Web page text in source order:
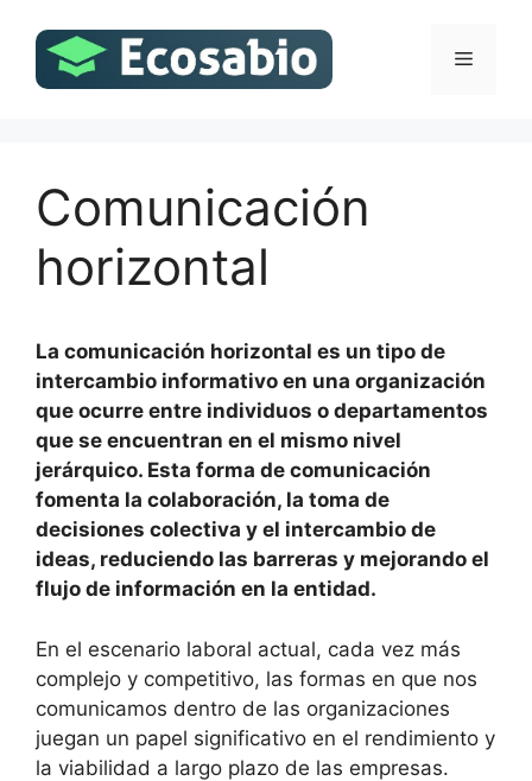
contenido
Menú
Comunicación
horizontal
La comunicación horizontal es un tipo de
intercambio informativo en una organización
que ocurre entre individuos o departamentos
que se encuentran en el mismo nivel
jerárquico. Esta forma de comunicación
fomenta la colaboración, la toma de
decisiones colectiva y el intercambio de
ideas, reduciendo las barreras y mejorando el
flujo de información en la entidad.
En el escenario laboral actual, cada vez más
complejo y competitivo, las formas en que nos
comunicamos dentro de las organizaciones
juegan un papel significativo en el rendimiento y
la viabilidad a largo plazo de las empresas.